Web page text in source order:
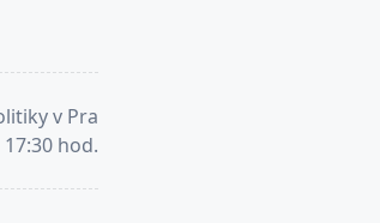
v Pra
hod.